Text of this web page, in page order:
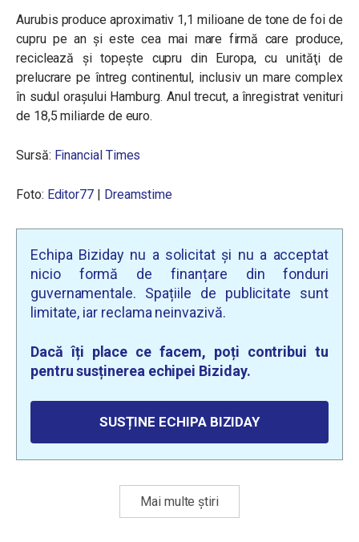
Aurubis produce aproximativ 1,1 milioane de tone de foi de
cupru pe an şi este cea mai mare firmă care produce,
reciclează şi topeşte cupru din Europa, cu unităţi de
prelucrare pe întreg continentul, inclusiv un mare complex
în sudul orașului Hamburg. Anul trecut, a înregistrat venituri
de 18,5 miliarde de euro.
Sursă: Financial Times
Foto: Editor77 | Dreamstime
Echipa Biziday nu a solicitat și nu a acceptat
nicio formă de finanțare din fonduri
guvernamentale. Spațiile de publicitate sunt
limitate, iar reclama neinvazivă.
Dacă îți place ce facem, poți contribui tu
pentru susținerea echipei Biziday.
SUSȚINE ECHIPA BIZIDAY
Mai multe știri